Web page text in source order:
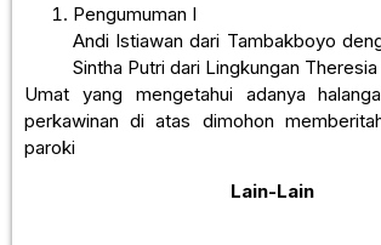
Pengumuman I
Andi Istiawan dari Tambakboyo
Sintha Putri dari Lingkungan Theresia
Umat yang mengetahui adanya
perkawinan di atas dimohon
paroki
Lain-Lain